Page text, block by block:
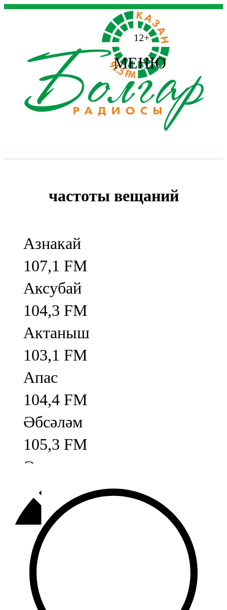
12+
МЕНЮ
частоты вещаний
Азнакай
107,1 FM
Аксубай
104,3 FM
Актаныш
103,1 FM
Апас
104,4 FM
Әбсәләм
105,3 FM
Әлмәт
92,9 FM
Базарлы матак
107,1 FM
Балык бистәсе
104,9 FM
Баулы